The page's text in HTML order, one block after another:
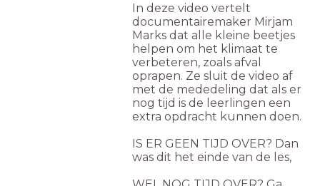
In deze video vertelt
documentairemaker Mirjam
Marks dat alle kleine beetjes
helpen om het klimaat te
verbeteren, zoals afval
oprapen. Ze sluit de video af
met de mededeling dat als er
nog tijd is de leerlingen een
extra opdracht kunnen doen.
IS ER GEEN TIJD OVER? Dan
was dit het einde van de les,